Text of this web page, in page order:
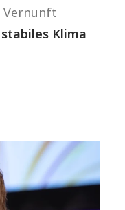
Vernunft
Klima